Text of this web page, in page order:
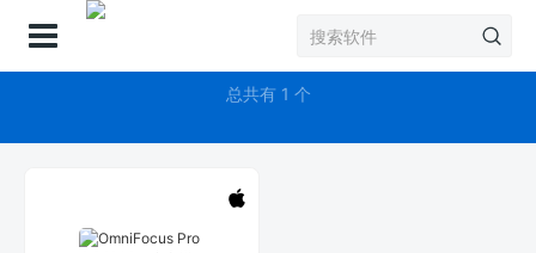
OmniFocus Pro
总共有 1 个